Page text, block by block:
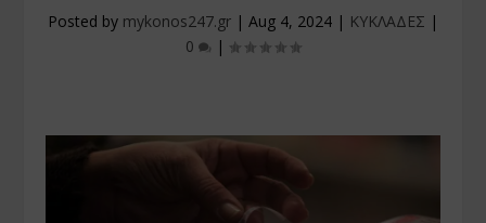
Posted by mykonos247.gr | Aug 4, 2024 | ΚΥΚΛΑΔΕΣ |
0
|